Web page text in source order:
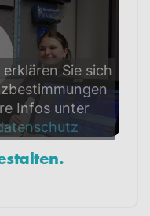
Sie sich
Infos unter